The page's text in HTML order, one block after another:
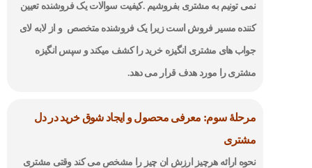
نمی تونیم به مشتری بفروشیم .کیفیت سوالات یک فروشنده تعیین
کننده مسیر فروش است زیرا یک فروشنده متخصص و از لابه لای
جواب های مشتری انگیزه خرید را کشف میکند و سپس انگیزه
مشتری را مورد هدف قرار می دهد.
مرحلۀ سوم: معرفی محصول و ایجاد شوق خرید در دل
مشتری
نحوه ارائه هرچیز ارزش ان چیز را مشخص می کند وقتی مشتری